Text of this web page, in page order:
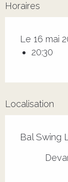
Horaires
Le 16 mai
20:30
Localisation
Bal Swing